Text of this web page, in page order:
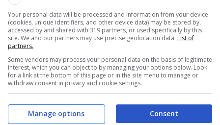
quella che prevedere che le nostre mani
parte bassa della pancia (vedi come mostrato in
in modo scorreto, le prese sbagliate possono
gli errori più comuni quando si tratta di prendere in
Your personal data will be processed and information from your device
(cookies, unique identifiers, and other device data) may be stored by,
accessed by and shared with 319 partners, or used specifically by this
site. We and our partners may use precise geolocation data. List of
partners.
Some vendors may process your personal data on the basis of legitimate
interest, which you can object to by managing your options below. Look
for a link at the bottom of this page or in the site menu to manage or
withdraw consent in privacy and cookie settings.
Consent
Manage options